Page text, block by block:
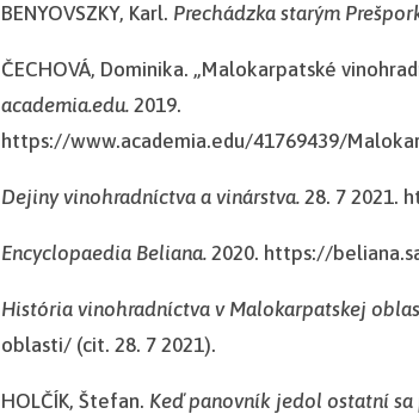
BENYOVSZKY, Karl. Prechádzka starým
ČECHOVÁ, Dominika. „Malokarpatské
academia.edu. 2019.
https://www.academia.edu/41769439/
Dejiny vinohradníctva a vinárstva. 28. 7 2021.
Encyclopaedia Beliana. 2020. https://
História vinohradníctva v Malokarpatskej
oblasti/ (cit. 28. 7 2021).
HOLČÍK, Štefan. Keď panovník jedol ostatní